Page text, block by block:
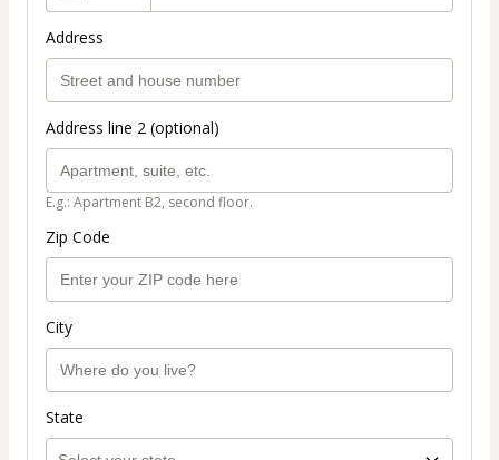
Address
Address line 2 (optional)
E.g.: Apartment B2, second floor.
Zip Code
City
State